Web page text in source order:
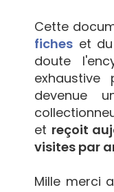
Cette
fiches et du
doute
exhaustive
devenue
et reçoit
visites par
Mille merci